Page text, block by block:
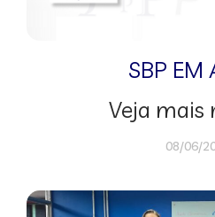
SBP EM
Veja mais
08/06/